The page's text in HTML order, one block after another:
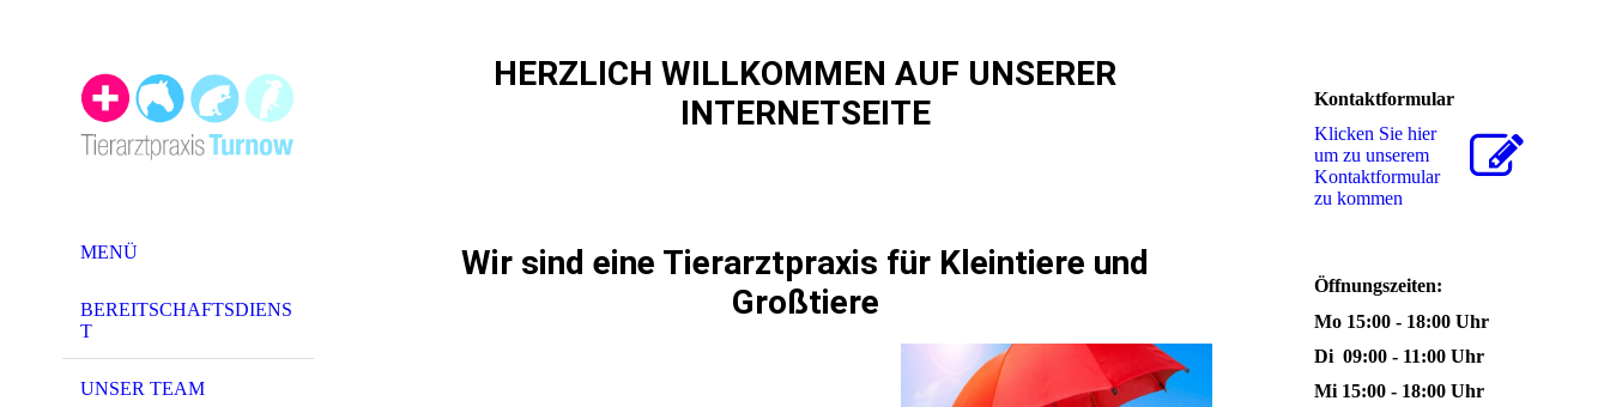
MENÜ
BEREITSCHAFTSDIENS
T
UNSER TEAM
HERZLICH WILLKOMMEN AUF UNSERER
INTERNETSEITE
Wir sind eine Tierarztpraxis für Kleintiere und
Großtiere
Kontaktformular
Klicken Sie hier
um zu unserem
Kon­takt­for­mu­lar
zu kommen
Öffnungszeiten:
Mo 15:00 - 18:00 Uhr
Di 09:00 - 11:00 Uhr
Mi 15:00 - 18:00 Uhr